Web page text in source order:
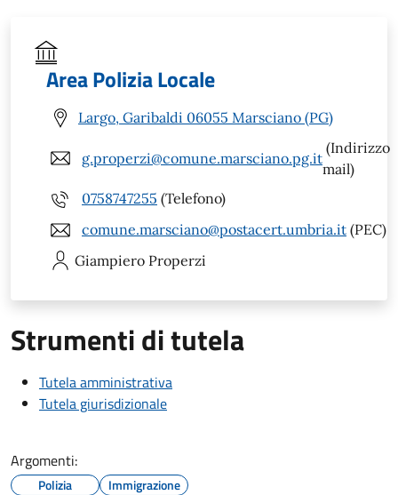
Area Polizia Locale
Largo, Garibaldi 06055 Marsciano (PG)
g.properzi@comune.marsciano.pg.it
(Indirizzo
mail)
0758747255 (Telefono)
comune.marsciano@postacert.umbria.it (PEC)
Giampiero Properzi
Strumenti di tutela
Tutela amministrativa
Tutela giurisdizionale
Argomenti:
Polizia Immigrazione